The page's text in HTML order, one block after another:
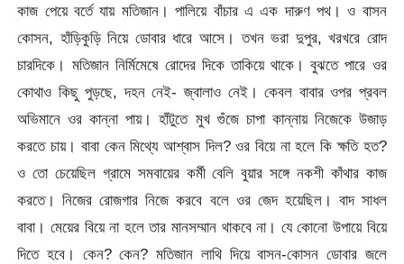
কাজ পেয়ে বর্তে যায় মতিজান। পালিয়ে বাঁচার এ এক দারুণ পথ। ও বাসন
কোসন, হাঁড়িকুড়ি নিয়ে ডোবার ধারে আসে। তখন ভরা দুপুর, খরখরে রোদ
চারদিকে। মতিজান নির্মিমেষে রোদের দিকে তাকিয়ে থাকে। বুঝতে পারে ওর
কোথাও কিছু পুড়ছে, দহন নেই- জ্বালাও নেই। কেবল বাবার ওপর প্রবল
অভিমানে ওর কান্না পায়। হাঁটুতে মুখ গুঁজে চাপা কান্নায় নিজেকে উজাড়
করতে চায়। বাবা কেন মিথ্যে আশ্বাস দিল? ওর বিয়ে না হলে কি ক্ষতি হত?
ও তো চেয়েছিল গ্রামে সমবায়ের কর্মী বেলি বুয়ার সঙ্গে নকশী কাঁথার কাজ
করতে। নিজের রোজগার নিজে করবে বলে ওর জেদ হয়েছিল। বাদ সাধল
বাবা। মেয়ের বিয়ে না হলে তার মানসম্মান থাকবে না। যে কোনো উপায়ে বিয়ে
দিতে হবে। কেন? কেন? মতিজান লাথি দিয়ে বাসন-কোসন ডোবার জলে